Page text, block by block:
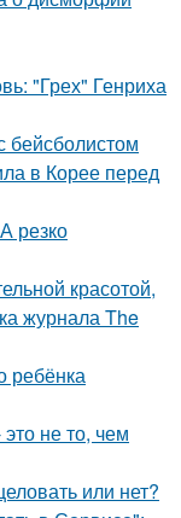
"Грех" Генриха
бейсболистом
в Корее перед
резко
красотой,
журнала The
ребёнка
не то, чем
или нет?